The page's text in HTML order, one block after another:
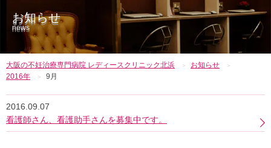
お知らせ
news
大阪の不妊治療専門病院 レディースクリニック北浜
お知らせ
2016年
9月
2016.09.07
看護師さん、看護助手さんを募集中です。